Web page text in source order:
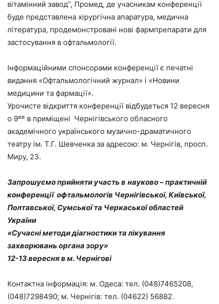
вітамінний завод“, Промед, де учасникам конференції
буде представлена хірургічна апаратура, медична
література, продемонстровані нові фармпрепарати для
застосування в офтальмології.
Інформаційними спонсорами конференції є печатні
видання «Офтальмологічний журнал» і «Новини
медицини та фармації».
Урочисте відкриття конференції відбудеться 12 вересня
о 9ºº в приміщені Чернігівського обласного
академічного українського музично-драматичного
театру ім. Т.Г. Шевченка за адресою: м. Чернігів, просп.
Миру, 23.
Запрошуємо прийняти участь в науково – практичній
конференції офтальмологів Чернігівської, Київської,
Полтавської, Сумської та Черкаської областей
України
«Сучасні методи діагностики та лікування
захворювань органа зору»
12-13 вересня в м. Чернігові
Контактна інформація: м. Одеса: тел. (048)7465208,
(048)7298490; м. Чернігів: тел. (04622) 56882.